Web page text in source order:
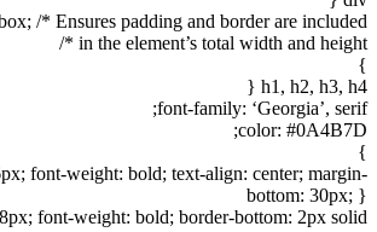
/* Ensures padding and border are included
in the element’s total width and height */
}
h1, h2, h3, h4 {
font-family: ‘Georgia’, serif;
color: #0A4B7D;
}
font-weight: bold; text-align: center; margin-
bottom: 30px; }
font-weight: bold; border-bottom: 2px solid